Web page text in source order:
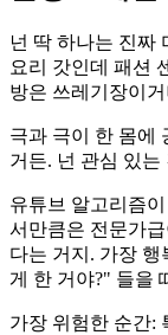
넌 딱 하나는 진짜
요리 갓인데 패션
방은 쓰레기장이거
극과 극이 한 몸에
거든. 넌 관심 있는
유튜브 알고리즘
서만큼은 전문가
다는 거지. 가장
게 한 거야?" 들을
가장 위험한 순간: